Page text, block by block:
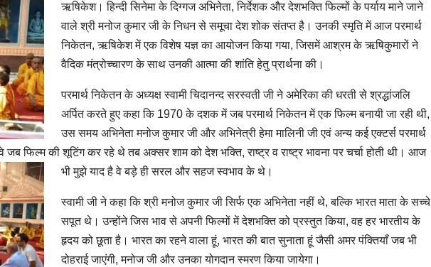
ऋषिकेश। हिन्दी सिनेमा के दिग्गज अभिनेता, निर्देशक और देशभक्ति फिल्मों के पर्याय माने जाने
वाले श्री मनोज कुमार जी के निधन से समूचा देश शोक संतप्त है। उनकी स्मृति में आज परमार्थ
निकेतन, ऋषिकेश में एक विशेष यज्ञ का आयोजन किया गया, जिसमें आश्रम के ऋषिकुमारों ने
वैदिक मंत्रोच्चारण के साथ उनकी आत्मा की शांति हेतु प्रार्थना की।
परमार्थ निकेतन के अध्यक्ष स्वामी चिदानन्द सरस्वती जी ने अमेरिका की धरती से श्रद्धांजलि
अर्पित करते हुए कहा कि 1970 के दशक में जब परमार्थ निकेतन में एक फिल्म बनायी जा रही थी,
उस समय अभिनेता मनोज कुमार जी और अभिनेत्री हेमा मालिनी जी एवं अन्य कई एक्टर्स परमार्थ
की शूटिंग कर रहे थे तब अक्सर शाम को देश भक्ति, राष्ट्र व राष्ट्र भावना पर चर्चा होती थी। आज
भी मुझे याद है वे बड़े ही सरल और सहज स्वभाव के थे।
स्वामी जी ने कहा कि श्री मनोज कुमार जी सिर्फ एक अभिनेता नहीं थे, बल्कि भारत माता के सच्चे
सपूत थे। उन्होंने जिस भाव से अपनी फिल्मों में देशभक्ति को प्रस्तुत किया, वह हर भारतीय के
हृदय को छूता है। भारत का रहने वाला हूं, भारत की बात सुनाता हूं जैसी अमर पंक्तियाँ जब भी
दोहराई जाएंगी, मनोज जी और उनका योगदान स्मरण किया जायेगा।